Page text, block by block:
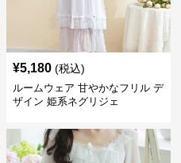
¥5,180 (税込)
ルームウェア 甘やかなフリル デ
ザイン 姫系ネグリジェ